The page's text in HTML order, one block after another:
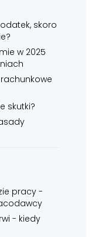
skoro
w 2025
skutki?
pracy -
- kiedy